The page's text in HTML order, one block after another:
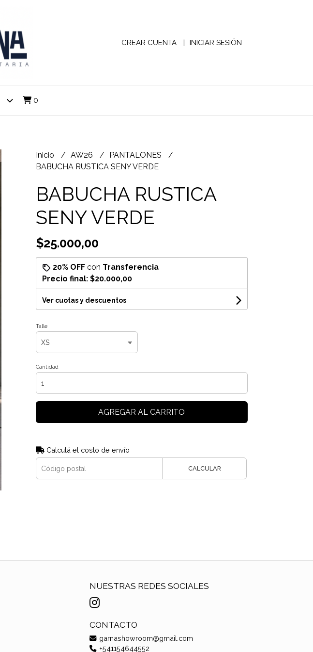
CREAR CUENTA INICIAR SESIÓN
0
Inicio AW26
PANTALONES
BABUCHA RUSTICA SENY VERDE
BABUCHA RUSTICA
SENY VERDE
$25.000,00
20% OFFcon Transferencia
Precio final: $20.000,00
Ver cuotas y descuentos
Talle
Cantidad
AGREGAR AL CARRITO
Calculá el costo de envío
CALCULAR
NUESTRAS REDES SOCIALES
CONTACTO
garnashowroom@gmail.com
+541154644552